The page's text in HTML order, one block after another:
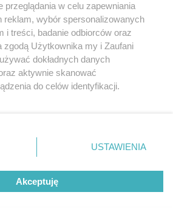
w powiecie siedleckim.
z przerażającą siłą.
przeglądania w celu zapewniania
reklam, wybór spersonalizowanych
i treści, badanie odbiorców oraz
zgodą Użytkownika my i Zaufani
dokładnych danych
aktywnie skanować
do celów identyfikacji.
przycisk ustawień prywatności
dolnym rogu strony
danych nie wymagają zgody
prawo sprzeciwić się takiemu
będą miały zastosowanie tylko
USTAWIENIA
Akceptuję